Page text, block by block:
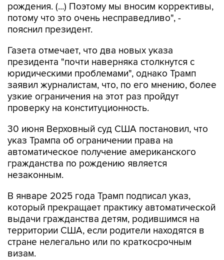
рождения. (...) Поэтому мы вносим коррективы,
потому что это очень несправедливо", -
пояснил президент.
Газета отмечает, что два новых указа
президента "почти наверняка столкнутся с
юридическими проблемами", однако Трамп
заявил журналистам, что, по его мнению, более
узкие ограничения на этот раз пройдут
проверку на конституционность.
30 июня Верховный суд США постановил, что
указ Трампа об ограничении права на
автоматическое получение американского
гражданства по рождению является
незаконным.
В январе 2025 года Трамп подписал указ,
который прекращает практику автоматической
выдачи гражданства детям, родившимся на
территории США, если родители находятся в
стране нелегально или по краткосрочным
визам.